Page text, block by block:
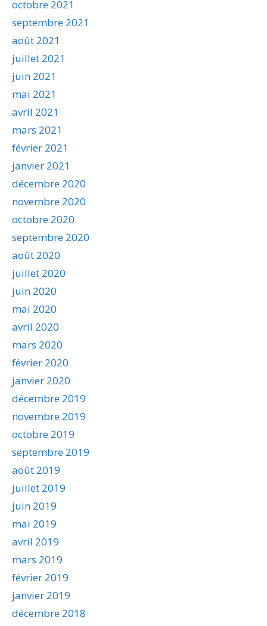
octobre 2021
septembre 2021
août 2021
juillet 2021
juin 2021
mai 2021
avril 2021
mars 2021
février 2021
janvier 2021
décembre 2020
novembre 2020
octobre 2020
septembre 2020
août 2020
juillet 2020
juin 2020
mai 2020
avril 2020
mars 2020
février 2020
janvier 2020
décembre 2019
novembre 2019
octobre 2019
septembre 2019
août 2019
juillet 2019
juin 2019
mai 2019
avril 2019
mars 2019
février 2019
janvier 2019
décembre 2018